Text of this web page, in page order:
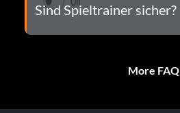
Sind Spieltrainer sicher?
More FAQ